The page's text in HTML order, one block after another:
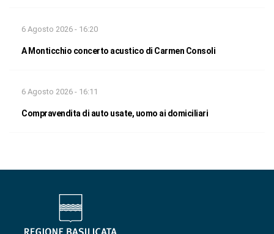
6 Agosto 2026 - 16:20
A Monticchio concerto acustico di Carmen Consoli
6 Agosto 2026 - 16:11
Compravendita di auto usate, uomo ai domiciliari